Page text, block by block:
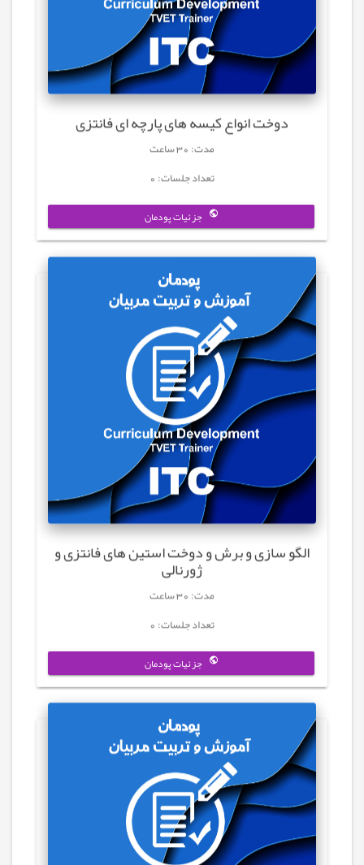
دوخت انواع کیسه های پارچه ای فانتزی
مدت: 30 ساعت
تعداد جلسات: 0
جزئیات پودمان
الگو سازی و برش و دوخت استین های فانتزی و
ژورنالی
مدت: 30 ساعت
تعداد جلسات: 0
جزئیات پودمان